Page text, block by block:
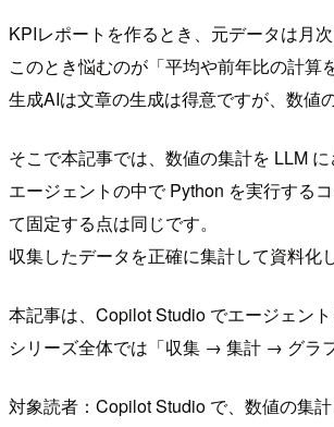
KPIレポートを作るとき、元データは月
このとき悩むのが「平均や前年比の計算
生成AIは文章の生成は得意ですが、数値
そこで本記事では、数値の集計を LLM
エージェントの中で Python を実行する
て固定する点は同じです。
収集したデータを正確に集計して資料化
本記事は、Copilot Studio でエージェン
シリーズ全体では「収集 → 集計 → グラ
対象読者：Copilot Studio で、数値の集